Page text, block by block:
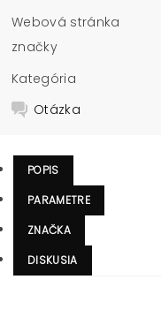
Webová stránka
značky
Kategória
Otázka
POPIS
PARAMETRE
ZNAČKA
DISKUSIA